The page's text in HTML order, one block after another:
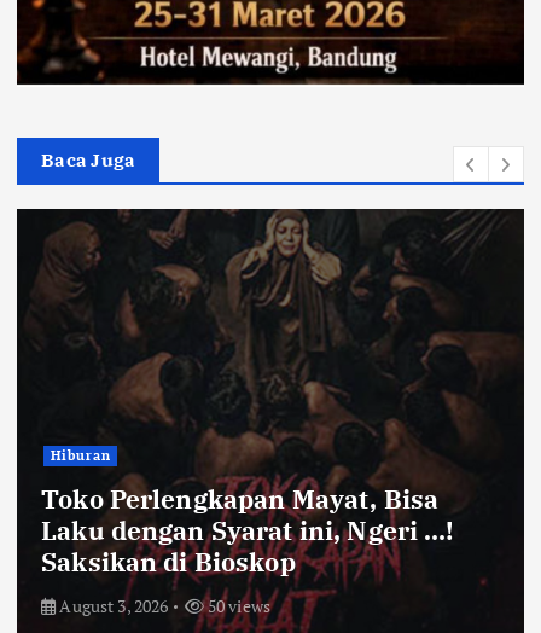
Baca Juga
Hiburan
Toko Perlengkapan Mayat, Bisa
Laku dengan Syarat ini, Ngeri …!
Saksikan di Bioskop
August 3, 2026 50 views